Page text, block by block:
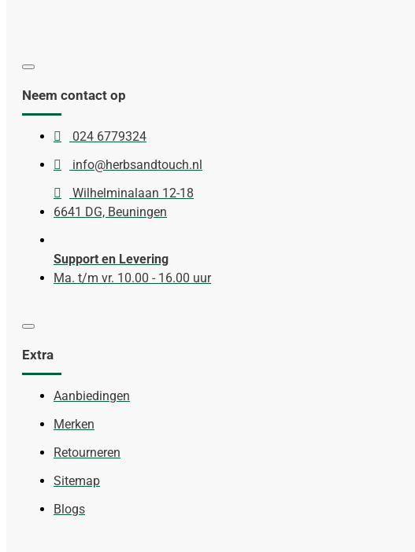
Neem contact op
024 6779324
info@herbsandtouch.nl
Wilhelminalaan 12-18
6641 DG, Beuningen
Support en Levering
Ma. t/m vr. 10.00 - 16.00 uur
Extra
Aanbiedingen
Merken
Retourneren
Sitemap
Blogs